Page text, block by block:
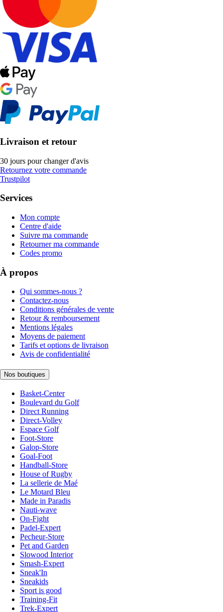
Livraison et retour
30 jours pour changer d'avis
Retournez votre commande
Trustpilot
Services
Mon compte
Centre d'aide
Suivre ma commande
Retourner ma commande
Codes promo
À propos
Qui sommes-nous ?
Contactez-nous
Conditions générales de vente
Retour & remboursement
Mentions légales
Moyens de paiement
Tarifs et options de livraison
Avis de confidentialité
Nos boutiques
Basket-Center
Boulevard du Golf
Direct Running
Direct-Volley
Espace Golf
Foot-Store
Galop-Store
Goal-Foot
Handball-Store
House of Rugby
La sellerie de Maé
Le Motard Bleu
Made in Paradis
Nauti-wave
On-Fight
Padel-Expert
Pecheur-Store
Pet and Garden
Slowood Interior
Smash-Expert
Sneak'In
Sneakids
Sport is good
Training-Fit
Trek-Expert